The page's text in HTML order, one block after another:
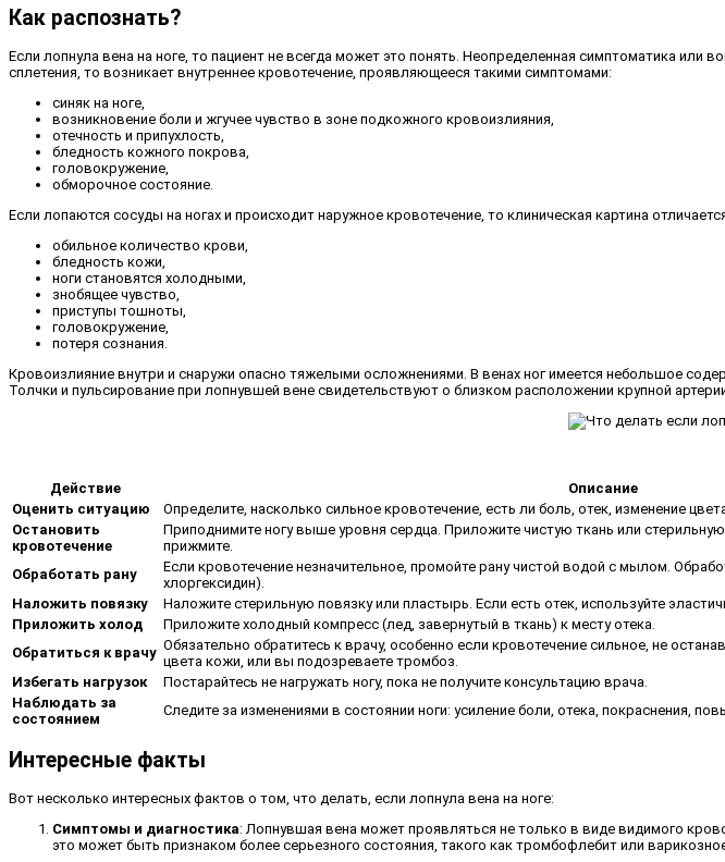
Как распознать?
Если лопнула вена на ноге, то пациент не всегда может это понять. Неопределенная симптоматика
сплетения, то возникает внутреннее кровотечение, проявляющееся такими симптомами:
синяк на ноге,
возникновение боли и жгучее чувство в зоне подкожного кровоизлияния,
отечность и припухлость,
бледность кожного покрова,
головокружение,
обморочное состояние.
Если лопаются сосуды на ногах и происходит наружное кровотечение, то клиническая картина
обильное количество крови,
бледность кожи,
ноги становятся холодными,
знобящее чувство,
приступы тошноты,
головокружение,
потеря сознания.
Кровоизлияние внутри и снаружи опасно тяжелыми осложнениями. В венах ног имеется небольшое
Толчки и пульсирование при лопнувшей вене свидетельствуют о близком расположении крупной
Действие Описание
Оценить ситуацию
Определите, насколько сильное кровотечение, есть ли боль, отек, изменение
Остановить
кровотечение
Приподнимите ногу выше уровня сердца. Приложите чистую ткань или
прижмите.
Обработать рану
Если кровотечение незначительное, промойте рану чистой водой с мылом.
хлоргексидин).
Наложить повязку
Наложите стерильную повязку или пластырь. Если есть отек, используйте
Приложить холод
Приложите холодный компресс (лед, завернутый в ткань) к месту отека.
Обратиться к врачу Обязательно обратитесь к врачу, особенно если кровотечение сильное, не
цвета кожи, или вы подозреваете тромбоз.
Избегать нагрузок
Постарайтесь не нагружать ногу, пока не получите консультацию врача.
Наблюдать за
состоянием
Следите за изменениями в состоянии ноги: усиление боли, отека, покраснения,
Интересные факты
Вот несколько интересных фактов о том, что делать, если лопнула вена на ноге:
Симптомы и диагностика: Лопнувшая вена может проявляться не только в виде видимого
это может быть признаком более серьезного состояния, такого как тромбофлебит или